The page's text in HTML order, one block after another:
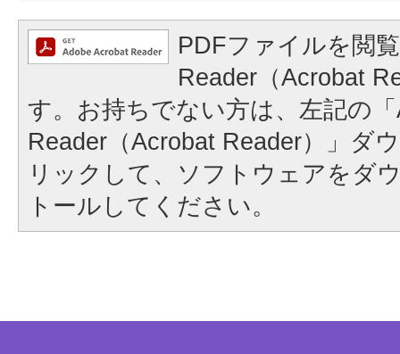
PDFファイルを閲
Reader（Acrobat
す。お持ちでない方は、左記の
Reader（Acrobat Reader）」ダ
リックして、ソフトウェアをダ
トールしてください。